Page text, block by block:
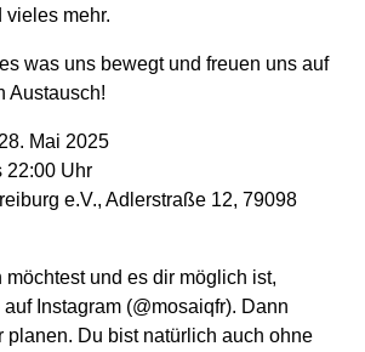
vieles mehr.
was uns bewegt und freuen uns auf
Austausch!
Mai 2025
22:00 Uhr
e.V., Adlerstraße 12, 79098
und es dir möglich ist,
Instagram (@mosaiqfr). Dann
planen. Du bist natürlich auch ohne